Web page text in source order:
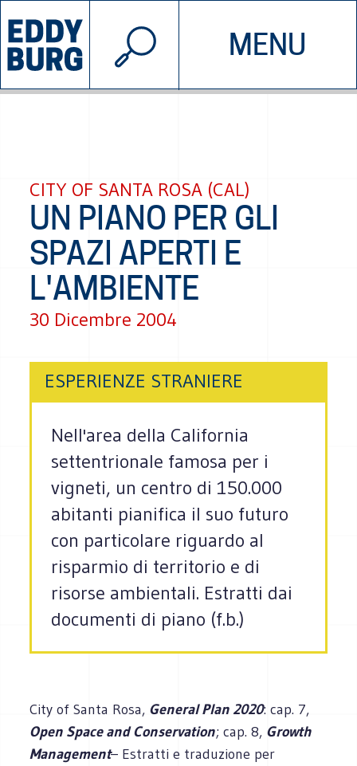
MENU
INIZIATIVE CHI SIAMO
© 2026 EDDYBURG
CITY OF SANTA ROSA (CAL)
UN PIANO PER GLI
SPAZI APERTI E
L'AMBIENTE
30 Dicembre 2004
ESPERIENZE STRANIERE
Nell'area della California
settentrionale famosa per i
vigneti, un centro di 150.000
abitanti pianifica il suo futuro
con particolare riguardo al
risparmio di territorio e di
risorse ambientali. Estratti dai
documenti di piano (f.b.)
City of Santa Rosa, General Plan 2020: cap. 7,
Open Space and Conservation; cap. 8, Growth
Management– Estratti e traduzione per